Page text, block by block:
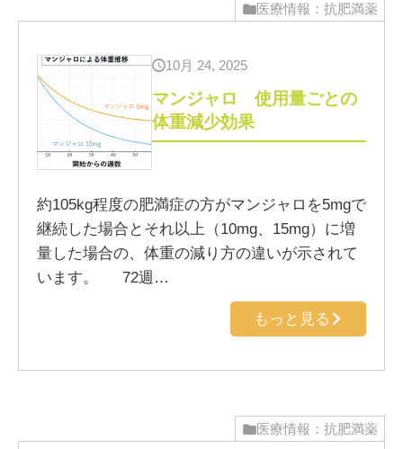
医療情報：抗肥満薬
10月 24, 2025
マンジャロ 使用量ごとの
体重減少効果
約105kg程度の肥満症の方がマンジャロを5mgで
継続した場合とそれ以上（10mg、15mg）に増
量した場合の、体重の減り方の違いが示されて
います。 72週…
もっと見る
医療情報：抗肥満薬